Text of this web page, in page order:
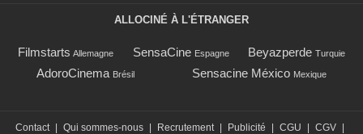
ALLOCINÉ À L'ÉTRANGER
Filmstarts Allemagne SensaCine Espagne Beyazperde Turquie
AdoroCinema Brésil Sensacine México Mexique
Contact | Qui sommes-nous | Recrutement | Publicité | CGU | CGV |